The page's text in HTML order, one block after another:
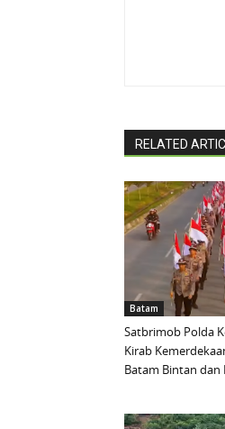
RELATED
Batam
Satbrimob Polda
Kirab
Batam Bintan dan